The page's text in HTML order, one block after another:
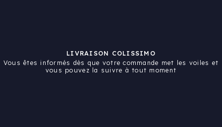
LIVRAISON COLISSIMO
Vous êtes informés dès que votre commande met les voiles et
vous pouvez la suivre à tout moment